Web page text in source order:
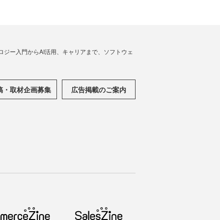
ー入門からAI活用、キャリアまで、ソフトウェ
・取材企画募集 広告掲載のご案内